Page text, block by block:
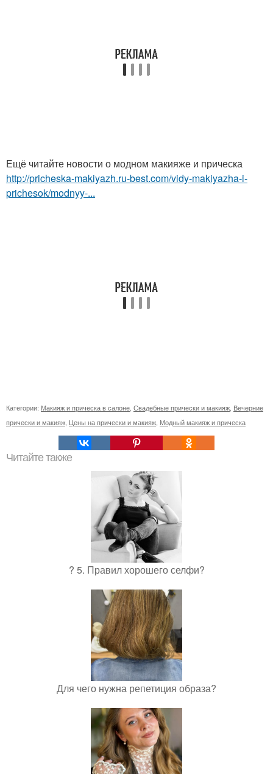
Ещё читайте новости о модном макияже и прическа
http://pricheska-makiyazh.ru-best.com/vidy-makiyazha-i-
prichesok/modnyy-...
Категории: Макияж и прическа в салоне Свадебные прически и макияж Вечерние
прически и макияж Цены на прически и макияж Модный макияж и прическа
Читайте также
? 5. Правил хорошего селфи?
Для чего нужна репетиция образа?